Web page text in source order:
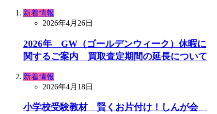
新着情報
2026年4月26日
2026年 GW（ゴールデンウィーク）休暇に
関するご案内 買取査定期間の延長について
新着情報
2026年4月18日
小学校受験教材 賢くお片付け！しんが会